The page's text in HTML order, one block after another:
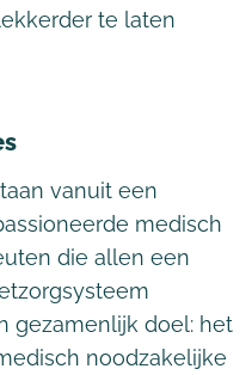
te laten
vanuit een
medisch
die allen een
gezamenlijk doel: het
noodzakelijke